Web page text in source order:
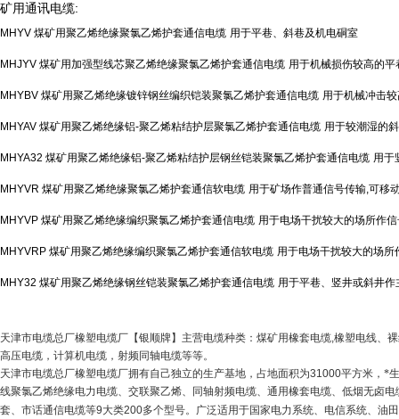
矿用通讯电缆:
MHYV 煤矿用聚乙烯绝缘聚氯乙烯护套通信电缆 用于平巷、斜巷及机电硐室
MHJYV 煤矿用加强型线芯聚乙烯绝缘聚氯乙烯护套通信电缆 用于机械损伤较高的平
MHYBV 煤矿用聚乙烯绝缘镀锌钢丝编织铠装聚氯乙烯护套通信电缆 用于机械冲击
MHYAV 煤矿用聚乙烯绝缘铝-聚乙烯粘结护层聚氯乙烯护套通信电缆 用于较潮湿的
MHYA32 煤矿用聚乙烯绝缘铝-聚乙烯粘结护层钢丝铠装聚氯乙烯护套通信电缆 用于
MHYVR 煤矿用聚乙烯绝缘聚氯乙烯护套通信软电缆 用于矿场作普通信号传输,可移
MHYVP 煤矿用聚乙烯绝缘编织聚氯乙烯护套通信电缆 用于电场干扰较大的场所作
MHYVRP 煤矿用聚乙烯绝缘编织聚氯乙烯护套通信软电缆 用于电场干扰较大的场所
MHY32 煤矿用聚乙烯绝缘钢丝铠装聚氯乙烯护套通信电缆 用于平巷、竖井或斜井作
天津市电缆总厂橡塑电缆厂【银顺牌】主营电缆种类：煤矿用橡套电缆,橡塑电线
高压电缆，计算机电缆，射频同轴电缆等等。
天津市电缆总厂橡塑电缆厂拥有自己独立的生产基地，占地面积为31000平方米，*
线聚氯乙烯绝缘电力电缆、交联聚乙烯、同轴射频电缆、通用橡套电缆、低烟无卤
套、市话通信电缆等9大类200多个型号。广泛适用于国家电力系统、电信系统、油